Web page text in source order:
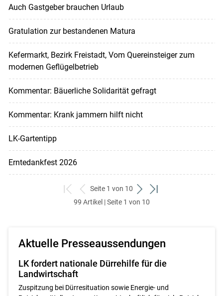
Auch Gastgeber brauchen Urlaub
Gratulation zur bestandenen Matura
Kefermarkt, Bezirk Freistadt, Vom Quereinsteiger zum
modernen Geflügelbetrieb
Kommentar: Bäuerliche Solidarität gefragt
Kommentar: Krank jammern hilft nicht
LK-Gartentipp
Erntedankfest 2026
zum
ersten
zurück
zum
Seite 1 von 10
weiter
zum
zum
99 Artikel | Seite 1 von 10
Aktuelle Presseaussendungen
LK fordert nationale Dürrehilfe für die
Landwirtschaft
Zuspitzung bei Dürresituation sowie Energie- und